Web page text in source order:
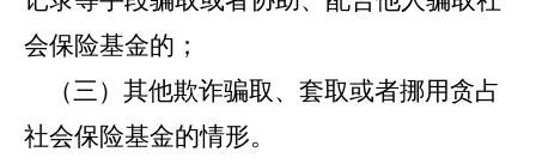
会保险基金的；
（三）其他欺诈骗取、套取或者挪用贪占
社会保险基金的情形。